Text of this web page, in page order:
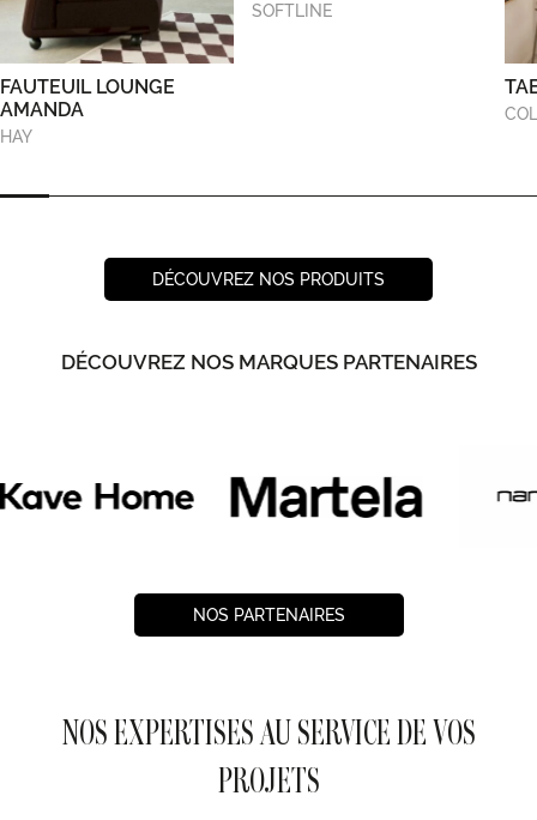
FAUTEUIL LOUNGE
AMANDA
HAY
SOFTLINE
DÉCOUVREZ NOS PRODUITS
DÉCOUVREZ NOS MARQUES PARTENAIRES
NOS PARTENAIRES
NOS EXPERTISES AU SERVICE DE VOS
PROJETS